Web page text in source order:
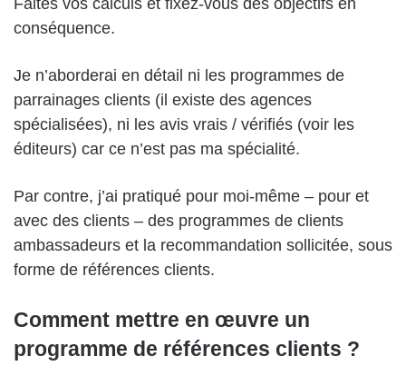
Faites vos calculs et fixez-vous des objectifs en
conséquence.
Je n’aborderai en détail ni les programmes de
parrainages clients (il existe des agences
spécialisées), ni les avis vrais / vérifiés (voir les
éditeurs) car ce n’est pas ma spécialité.
Par contre, j’ai pratiqué pour moi-même – pour et
avec des clients – des programmes de clients
ambassadeurs et la recommandation sollicitée, sous
forme de références clients.
Comment mettre en œuvre un
programme de références clients ?